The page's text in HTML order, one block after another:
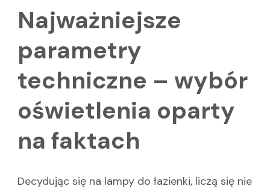
Najważniejsze
parametry
techniczne – wybór
oświetlenia oparty
na faktach
Decydując się na lampy do łazienki, liczą się nie